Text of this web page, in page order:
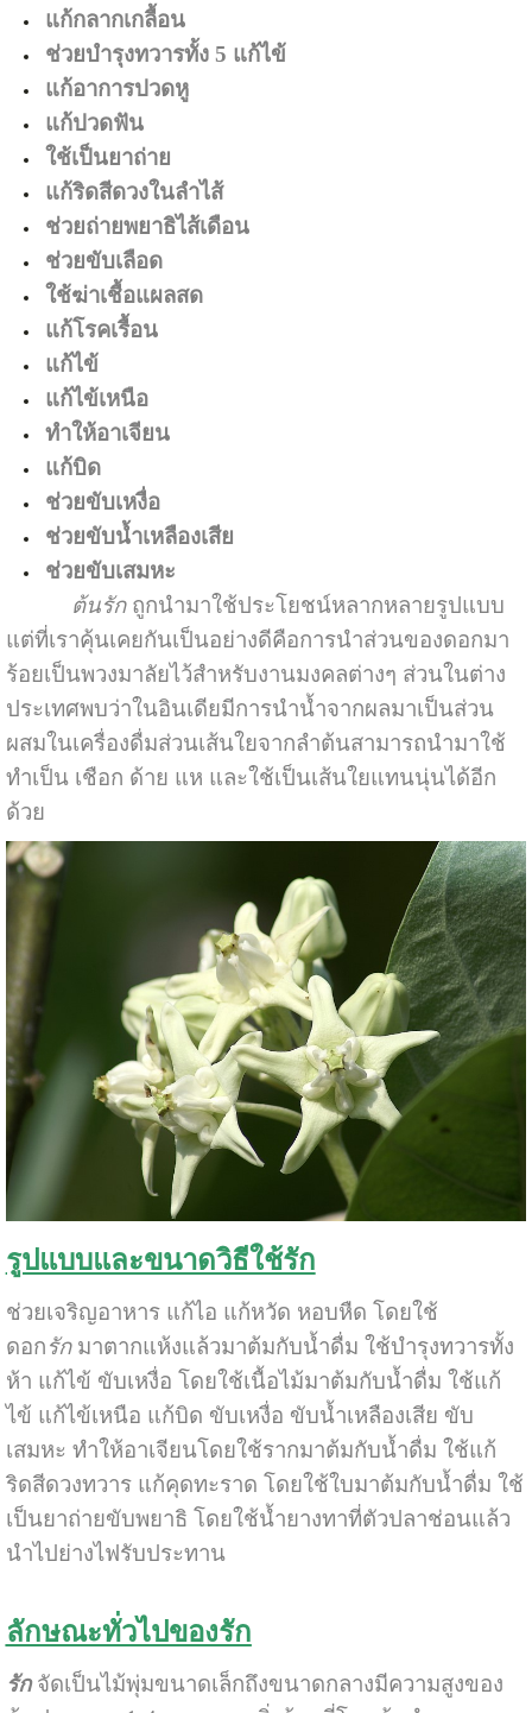
แก้กลากเกลื้อน
ช่วยบำรุงทวารทั้ง 5 แก้ไข้
แก้อาการปวดหู
แก้ปวดฟัน
ใช้เป็นยาถ่าย
แก้ริดสีดวงในลำไส้
ช่วยถ่ายพยาธิไส้เดือน
ช่วยขับเลือด
ใช้ฆ่าเชื้อแผลสด
แก้โรคเรื้อน
แก้ไข้
แก้ไข้เหนือ
ทำให้อาเจียน
แก้บิด
ช่วยขับเหงื่อ
ช่วยขับน้ำเหลืองเสีย
ช่วยขับเสมหะ
ต้นรัก ถูกนำมาใช้ประโยชน์หลากหลายรูปแบบ
แต่ที่เราคุ้นเคยกันเป็นอย่างดีคือการนำส่วนของดอกมา
ร้อยเป็นพวงมาลัยไว้สำหรับงานมงคลต่างๆ ส่วนในต่าง
ประเทศพบว่าในอินเดียมีการนำน้ำจากผลมาเป็นส่วน
ผสมในเครื่องดื่มส่วนเส้นใยจากลำต้นสามารถนำมาใช้
ทำเป็น เชือก ด้าย แห และใช้เป็นเส้นใยแทนนุ่นได้อีก
ด้วย
รูปแบบและขนาดวิธีใช้รัก
ช่วยเจริญอาหาร แก้ไอ แก้หวัด หอบหืด โดยใช้
ดอกรัก มาตากแห้งแล้วมาต้มกับน้ำดื่ม ใช้บำรุงทวารทั้ง
ห้า แก้ไข้ ขับเหงื่อ โดยใช้เนื้อไม้มาต้มกับน้ำดื่ม ใช้แก้
ไข้ แก้ไข้เหนือ แก้บิด ขับเหงื่อ ขับน้ำเหลืองเสีย ขับ
เสมหะ ทำให้อาเจียนโดยใช้รากมาต้มกับน้ำดื่ม ใช้แก้
ริดสีดวงทวาร แก้คุดทะราด โดยใช้ใบมาต้มกับน้ำดื่ม ใช้
เป็นยาถ่ายขับพยาธิ โดยใช้น้ำยางทาที่ตัวปลาช่อนแล้ว
นำไปย่างไฟรับประทาน
ลักษณะทั่วไปของรัก
รัก จัดเป็นไม้พุ่มขนาดเล็กถึงขนาดกลางมีความสูงของ